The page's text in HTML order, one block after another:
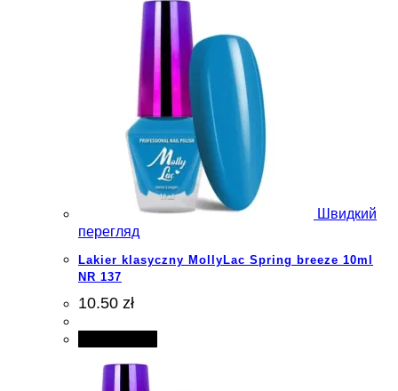
Швидкий
перегляд
Lakier klasyczny MollyLac Spring breeze 10ml
NR 137
10.50 zł